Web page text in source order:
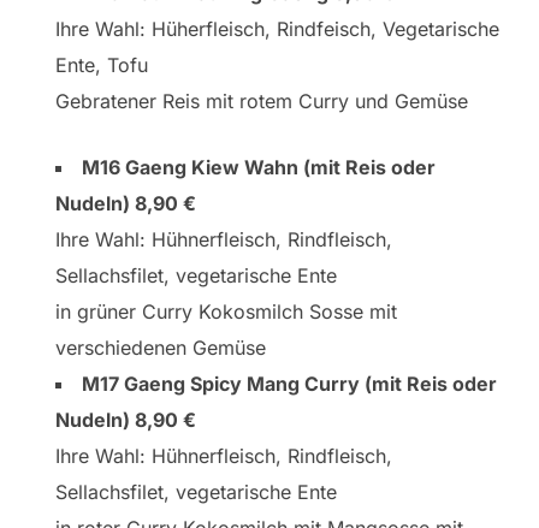
Ihre Wahl: Hüherfleisch, Rindfeisch, Vegetarische
Ente, Tofu
Gebratener Reis mit rotem Curry und Gemüse
M16 Gaeng Kiew Wahn (mit Reis oder
Nudeln) 8,90 €
Ihre Wahl: Hühnerfleisch, Rindfleisch,
Sellachsfilet, vegetarische Ente
in grüner Curry Kokosmilch Sosse mit
verschiedenen Gemüse
M17 Gaeng Spicy Mang Curry (mit Reis oder
Nudeln) 8,90 €
Ihre Wahl: Hühnerfleisch, Rindfleisch,
Sellachsfilet, vegetarische Ente